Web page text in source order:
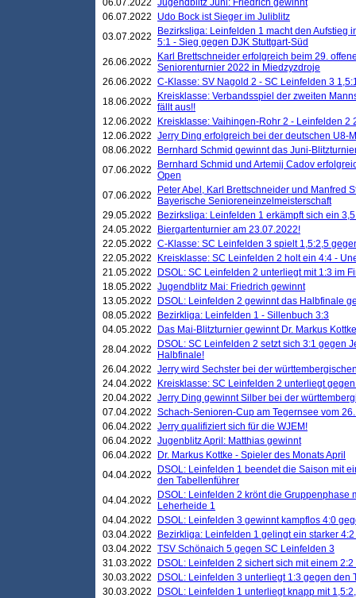
06.07.2022 Jugendblitz Juni: Friedrich gewinnt
06.07.2022
Udo Bock ist Sieger im Juliblitz
03.07.2022
Bezirksliga: Leinfelden 1 macht den Aufstieg
5:1 - Sieg gegen DJK Stuttgart-Süd
26.06.2022
Karl Brettschneider erfolgreich beim 29.
Seniorenturnier 2022 in Miedzyzdroje
26.06.2022 C-Klasse: SV Nagold 2 - SC Leinfelden 3
18.06.2022
Kreisklasse: Verbandsspiel der zweiten
fällt aus!!
12.06.2022
Kreisklasse: Vaihingen-Rohr 2 - Leinfelden 2
12.06.2022 Jerry Ding erfolgreich bei der deutschen U8-
08.06.2022
Bernhard Schmid gewinnt das Juni-
07.06.2022
Bernhard Schmid und Artemij Cadov
Open
07.06.2022
Peter Abel, Karl Brettschneider und Manfred
Bayerische Senioreneinzelmeisterschaft
29.05.2022
Bezirksliga: Leinfelden 1 erkämpft sich ein
24.05.2022
Biergartenturnier am 23.07.2022!
22.05.2022 C-Klasse: SC Leinfelden 3 spielt 1,5:2,5
22.05.2022
Kreisklasse: SC Leinfelden 2 holt ein 4:4 -
21.05.2022
DSOL: SC Leinfelden 2 unterliegt mit 1:3 im
18.05.2022 Jugendblitz Mai: Friedrich gewinnt
13.05.2022
DSOL: Leinfelden 2 gewinnt das Halbfinale
08.05.2022
Bezirkliga: Leinfelden 1 - Sillenbuch 3:3
04.05.2022
Das Mai-Blitzturnier gewinnt Dr. Markus
28.04.2022
DSOL: SC Leinfelden 2 setzt sich 3:1 gegen
Halbfinale!
26.04.2022 Jerry wird Sechster bei der
24.04.2022
Kreisklasse: SC Leinfelden 2 unterliegt
20.04.2022 Jerry Ding gewinnt Silber bei der
07.04.2022 Schach-Senioren-Cup am Tegernsee vom
06.04.2022 Jerry qualifiziert sich für die WJEM!
06.04.2022 Jugenblitz April: Matthias gewinnt
06.04.2022
Dr. Markus Kottke - Spieler des Monats April
04.04.2022
DSOL: Leinfelden 1 beendet die Saison mit
den Tabellenführer
04.04.2022
DSOL: Leinfelden 2 krönt die Gruppenphase
Leherheide 1
04.04.2022
DSOL: Leinfelden 3 gewinnt kampflos 4:0
03.04.2022
Bezirkliga: Leinfelden 1 gelingt ein starker
03.04.2022 TSV Schönaich 5 gegen SC Leinfelden 3
31.03.2022
DSOL: Leinfelden 2 sichert sich mit einem
30.03.2022
DSOL: Leinfelden 3 unterliegt 1:3 gegen den
30.03.2022
DSOL: Leinfelden 1 unterliegt knapp mit